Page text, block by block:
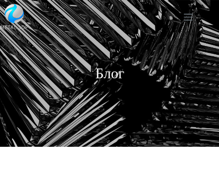
Блог